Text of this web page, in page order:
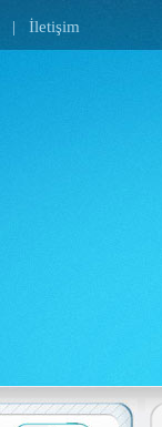
| İletişim